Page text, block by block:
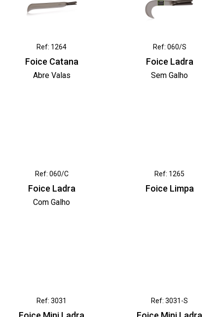
Ref: 1264
Foice Catana
Abre Valas
Ref: 060/S
Foice Ladra
Sem Galho
Ref: 060/C
Foice Ladra
Com Galho
Ref: 1265
Foice Limpa
Ref: 3031 Ref: 3031-S